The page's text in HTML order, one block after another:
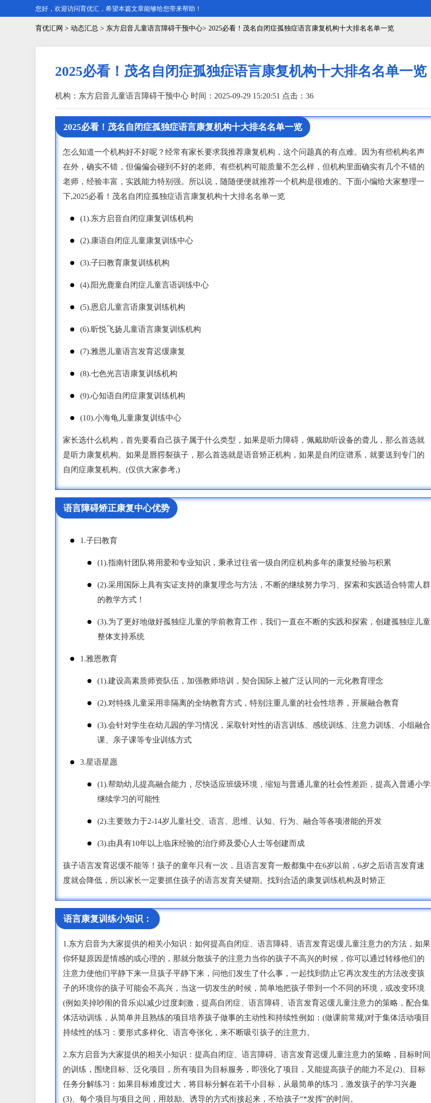
您好，欢迎访问育优汇，希望本篇文章能够给您带来帮助！
育优汇网 > 动态汇总 > 东方启音儿童语言障碍干预中心> 2025必看！茂名自闭症孤独症语言康复机构十大排名名单一览
2025必看！茂名自闭症孤独症语言康复机构十大排名名单一览
机构：东方启音儿童语言障碍干预中心 时间：2025-09-29 15:20:51 点击： 36
2025必看！茂名自闭症孤独症语言康复机构十大排名名单一览
怎么知道一个机构好不好呢？经常有家长要求我推荐康复机构，这个问题真的有点难。因为有些机构名声
在外，确实不错，但偏偏会碰到不好的老师。有些机构可能质量不怎么样，但机构里面确实有几个不错的
老师，经验丰富，实践能力特别强。所以说，随随便便就推荐一个机构是很难的。下面小编给大家整理一
下,2025必看！茂名自闭症孤独症语言康复机构十大排名名单一览
(1).东方启音自闭症康复训练机构
(2).康语自闭症儿童康复训练中心
(3).子曰教育康复训练机构
(4).阳光鹿童自闭症儿童言语训练中心
(5).恩启儿童言语康复训练机构
(6).昕悦飞扬儿童语言康复训练机构
(7).雅恩儿童语言发育迟缓康复
(8).七色光言语康复训练机构
(9).心知语自闭症康复训练机构
(10).小海龟儿童康复训练中心
家长选什么机构，首先要看自己孩子属于什么类型，如果是听力障碍，佩戴助听设备的聋儿，那么首选就
是听力康复机构。如果是唇腭裂孩子，那么首选就是语音矫正机构，如果是自闭症谱系，就要送到专门的
自闭症康复机构。(仅供大家参考,)
语言障碍矫正康复中心优势
1.子曰教育
(1).指南针团队将用爱和专业知识，秉承过往省一级自闭症机构多年的康复经验与积累
(2).采用国际上具有实证支持的康复理念与方法，不断的继续努力学习、探索和实践适合特需人群
的教学方式！
(3).为了更好地做好孤独症儿童的学前教育工作，我们一直在不断的实践和探索，创建孤独症儿童
整体支持系统
1.雅恩教育
(1).建设高素质师资队伍，加强教师培训，契合国际上被广泛认同的一元化教育理念
(2).对特殊儿童采用非隔离的全纳教育方式，特别注重儿童的社会性培养，开展融合教育
(3).会针对学生在幼儿园的学习情况，采取针对性的语言训练、感统训练、注意力训练、小组融合
课、亲子课等专业训练方式
3.星语星愿
(1).帮助幼儿提高融合能力，尽快适应班级环境，缩短与普通儿童的社会性差距，提高入普通小学
继续学习的可能性
(2).主要致力于2-14岁儿童社交、语言、思维、认知、行为、融合等各项潜能的开发
(3).由具有10年以上临床经验的治疗师及爱心人士等创建而成
孩子语言发育迟缓不能等！孩子的童年只有一次，且语言发育一般都集中在6岁以前，6岁之后语言发育速
度就会降低，所以家长一定要抓住孩子的语言发育关键期。找到合适的康复训练机构及时矫正
语言康复训练小知识：
1.东方启音为大家提供的相关小知识：如何提高自闭症、语言障碍、语言发育迟缓儿童注意力的方法，如果
你怀疑原因是情感的或心理的，那就分散孩子的注意力当你的孩子不高兴的时候，你可以通过转移他们的
注意力使他们平静下来一旦孩子平静下来，问他们发生了什么事，一起找到防止它再次发生的方法改变孩
子的环境你的孩子可能会不高兴，当这一切发生的时候，简单地把孩子带到一个不同的环境，或改变环境
(例如关掉吵闹的音乐)以减少过度刺激，提高自闭症、语言障碍、语言发育迟缓儿童注意力的策略，配合集
体活动训练，从简单并且熟练的项目培养孩子做事的主动性和持续性例如：(做课前常规)对于集体活动项目
持续性的练习：要形式多样化、语言夸张化，来不断吸引孩子的注意力。
2.东方启音为大家提供的相关小知识：提高自闭症、语言障碍、语言发育迟缓儿童注意力的策略，目标时间
的训练，围绕目标、泛化项目，所有项目为目标服务，即强化了项目，又能提高孩子的能力不足(2)、目标
任务分解练习：如果目标难度过大，将目标分解在若干小目标，从最简单的练习，激发孩子的学习兴趣
(3)、每个项目与项目之间，用鼓励、诱导的方式衔接起来，不给孩子“*发挥”的时间。